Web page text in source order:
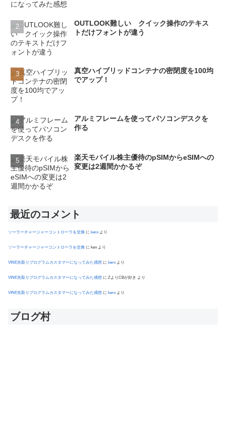
OUTLOOK難しい クイック操作のテキス
トだけフォントが違う
真空ハイブリッドコンテナの密閉度を100均
でアップ！
アルミフレームを使ってパソコンデスクを
作る
楽天モバイル株主優待のpSIMからeSIMへの
変更は2週間かかるぞ
最近のコメント
ソーラーチャージャーコントローラを交換 に kero より
ソーラーチャージャーコントローラを交換 に ken より
VINE先取りプログラムカスタマーになってみた感想 に kero より
VINE先取りプログラムカスタマーになってみた感想 に ZよりCBが好き より
VINE先取りプログラムカスタマーになってみた感想 に kero より
ブログ村